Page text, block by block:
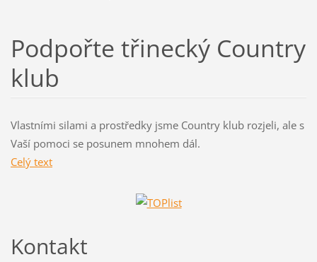
Podpořte třinecký Country
klub
Vlastními silami a prostředky jsme Country klub rozjeli, ale s
Vaší pomoci se posunem mnohem dál.
Celý text
Kontakt